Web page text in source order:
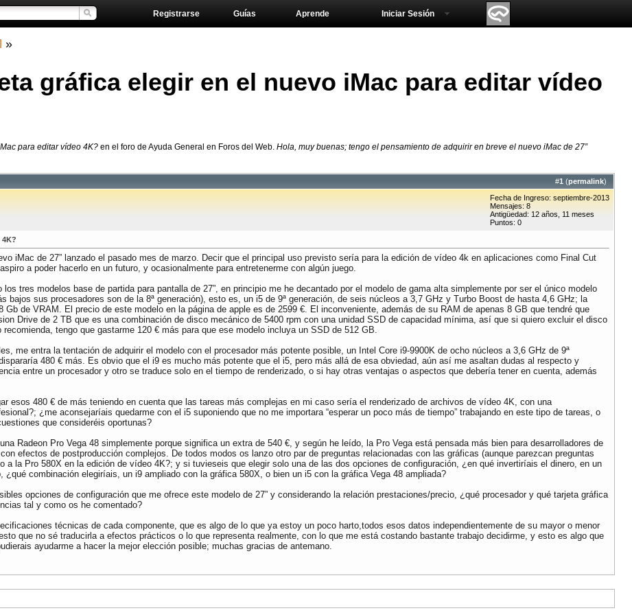
Aprende
Guías
Registrarse Iniciar Sesión
»
gráfica elegir en el nuevo iMac para editar vídeo
para editar vídeo 4K? en el foro de Ayuda General en Foros del Web. Hola, muy buenas; tengo el pensamiento de adquirir en breve el nuevo iMac de 27”
#1 (permalink)
Fecha de Ingreso: septiembre-2013
Mensajes: 8
Antigüedad: 12 años, 11 meses
Puntos: 0
4K?
iMac de 27” lanzado el pasado mes de marzo. Decir que el principal uso previsto sería para la edición de vídeo 4k en aplicaciones como Final Cut
a poder hacerlo en un futuro, y ocasionalmente para entretenerme con algún juego.
tres modelos base de partida para pantalla de 27”, en principio me he decantado por el modelo de gama alta simplemente por ser el único modelo
bajos sus procesadores son de la 8ª generación), esto es, un i5 de 9ª generación, de seis núcleos a 3,7 GHz y Turbo Boost de hasta 4,6 GHz; la
de VRAM. El precio de este modelo en la página de apple es de 2599 €. El inconveniente, además de su RAM de apenas 8 GB que tendré que
Drive de 2 TB que es una combinación de disco mecánico de 5400 rpm con una unidad SSD de capacidad mínima, así que si quiero excluir el disco
tengo que gastarme 120 € más para que ese modelo incluya un SSD de 512 GB.
me entra la tentación de adquirir el modelo con el procesador más potente posible, un Intel Core i9-9900K de ocho núcleos a 3,6 GHz de 9ª
480 € más. Es obvio que el i9 es mucho más potente que el i5, pero más allá de esa obviedad, aún así me asaltan dudas al respecto y
entre un procesador y otro se traduce solo en el tiempo de renderizado, o si hay otras ventajas o aspectos que debería tener en cuenta, además
esos 480 € de más teniendo en cuenta que las tareas más complejas en mi caso sería el renderizado de archivos de vídeo 4K, con una
¿me aconsejaríais quedarme con el i5 suponiendo que no me importara “esperar un poco más de tiempo” trabajando en este tipo de tareas, o
que consideréis oportunas?
Radeon Pro Vega 48 simplemente porque significa un extra de 540 €, y según he leído, la Pro Vega está pensada más bien para desarrolladores de
efectos de postproducción complejos. De todos modos os lanzo otro par de preguntas relacionadas con las gráficas (aunque parezcan preguntas
a la Pro 580X en la edición de vídeo 4K?; y si tuvieseis que elegir solo una de las dos opciones de configuración, ¿en qué invertiríais el dinero, en un
combinación elegiríais, un i9 ampliado con la gráfica 580X, o bien un i5 con la gráfica Vega 48 ampliada?
opciones de configuración que me ofrece este modelo de 27” y considerando la relación prestaciones/precio, ¿qué procesador y qué tarjeta gráfica
tal y como os he comentado?
técnicas de cada componente, que es algo de lo que ya estoy un poco harto,todos esos datos independientemente de su mayor o menor
que no sé traducirla a efectos prácticos o lo que representa realmente, con lo que me está costando bastante trabajo decidirme, y esto es algo que
ayudarme a hacer la mejor elección posible; muchas gracias de antemano.